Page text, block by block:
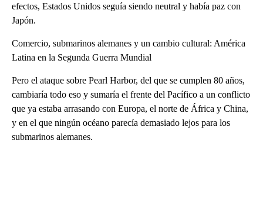
efectos, Estados Unidos seguía siendo neutral y había paz con
Japón.
Comercio, submarinos alemanes y un cambio cultural: América
Latina en la Segunda Guerra Mundial
Pero el ataque sobre Pearl Harbor, del que se cumplen 80 años,
cambiaría todo eso y sumaría el frente del Pacífico a un conflicto
que ya estaba arrasando con Europa, el norte de África y China,
y en el que ningún océano parecía demasiado lejos para los
submarinos alemanes.